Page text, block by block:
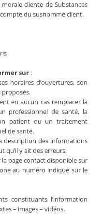
cliente de Substances
du susnommé client.
sur :
horaires d’ouvertures, son
proposés.
en aucun cas remplacer la
professionnel de santé, la
patient ou un traitement
de santé.
description des informations
qu’il y ait des erreurs.
page contact disponible sur
au numéro indiqué sur le
constituants l’information
– images – vidéos.